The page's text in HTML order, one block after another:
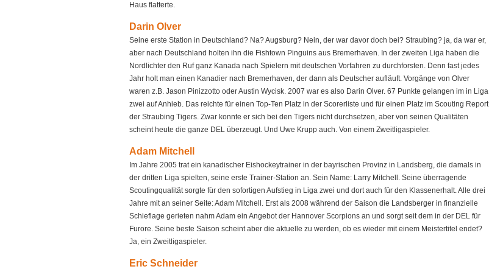
Haus flatterte.
Darin Olver
Seine erste Station in Deutschland? Na? Augsburg? Nein, der war davor doch bei? Straubing? ja, da war er,
aber nach Deutschland holten ihn die Fishtown Pinguins aus Bremerhaven. In der zweiten Liga haben die
Nordlichter den Ruf ganz Kanada nach Spielern mit deutschen Vorfahren zu durchforsten. Denn fast jedes
Jahr holt man einen Kanadier nach Bremerhaven, der dann als Deutscher aufläuft. Vorgänge von Olver
waren z.B. Jason Pinizzotto oder Austin Wycisk. 2007 war es also Darin Olver. 67 Punkte gelangen im in Liga
zwei auf Anhieb. Das reichte für einen Top-Ten Platz in der Scorerliste und für einen Platz im Scouting Report
der Straubing Tigers. Zwar konnte er sich bei den Tigers nicht durchsetzen, aber von seinen Qualitäten
scheint heute die ganze DEL überzeugt. Und Uwe Krupp auch. Von einem Zweitligaspieler.
Adam Mitchell
Im Jahre 2005 trat ein kanadischer Eishockeytrainer in der bayrischen Provinz in Landsberg, die damals in
der dritten Liga spielten, seine erste Trainer-Station an. Sein Name: Larry Mitchell. Seine überragende
Scoutingqualität sorgte für den sofortigen Aufstieg in Liga zwei und dort auch für den Klassenerhalt. Alle drei
Jahre mit an seiner Seite: Adam Mitchell. Erst als 2008 während der Saison die Landsberger in finanzielle
Schieflage gerieten nahm Adam ein Angebot der Hannover Scorpions an und sorgt seit dem in der DEL für
Furore. Seine beste Saison scheint aber die aktuelle zu werden, ob es wieder mit einem Meistertitel endet?
Ja, ein Zweitligaspieler.
Eric Schneider